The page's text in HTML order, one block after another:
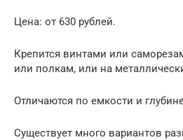
Цена: от 630 рублей.
Крепится винтами или
или полкам, или на
Отличаются по емкости и
Существует много вариантов